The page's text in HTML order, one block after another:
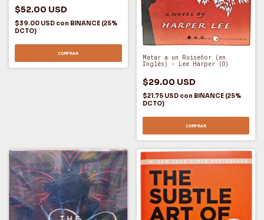
$52.00 USD
$39.00 USD con BINANCE (25%
DCTO)
COMPRAR
Matar a un Ruiseñor (en
Inglés) - Lee Harper (O)
$29.00 USD
$21.75 USD con BINANCE (25%
DCTO)
COMPRAR